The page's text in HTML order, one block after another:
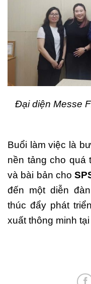
Đại diện Messe
Buổi làm việc là
nền tảng cho quá
và bài bản cho
đến một diễn
thúc đẩy phát
xuất thông minh